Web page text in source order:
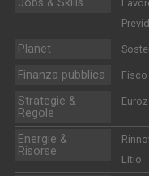
Jobs & Skills
Planet
Finanza pubblica Fisco
Strategie &
Regole
Energie &
Risorse
Litio